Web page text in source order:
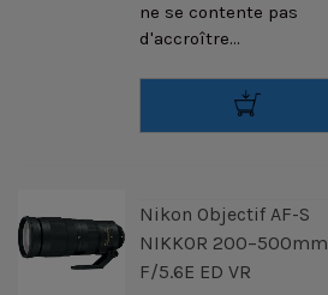
ne se contente pas
d'accroître...
Nikon Objectif AF-S
NIKKOR 200–500mm
F/5.6E ED VR